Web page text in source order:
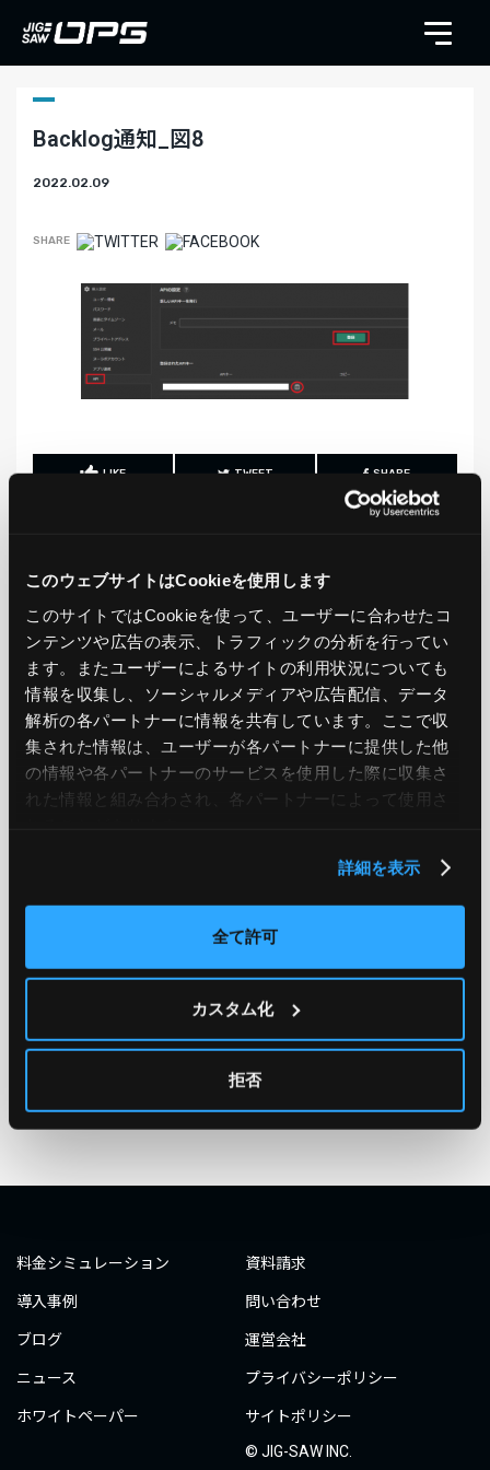
このウェブサイトはCookieを使用します
このサイトではCookieを使って、ユーザーに合わせたコ
ンテンツや広告の表示、トラフィックの分析を行ってい
ます。またユーザーによるサイトの利用状況についても
情報を収集し、ソーシャルメディアや広告配信、データ
解析の各パートナーに情報を共有しています。ここで収
集された情報は、ユーザーが各パートナーに提供した他
の情報や各パートナーのサービスを使用した際に収集さ
れた情報と組み合わされ、各パートナーによって使用さ
詳細を表示
全て許可
カスタム化
拒否
Backlog通知_図8
2022.02.09
SHARE
LIKE TWEET SHARE
PREV
BACK TO LIST
CATEGORY
AWS GCP Azure ON PREMISE
#エンジニア #AWS re:Invent 2019 #奮闘記
#構築
#エンジニア
#ダミーダミー
#ダミー
料金シミュレーション
導入事例
ブログ
ニュース
ホワイトペーパー
資料請求
問い合わせ
運営会社
プライバシーポリシー
サイトポリシー
© JIG-SAW INC.